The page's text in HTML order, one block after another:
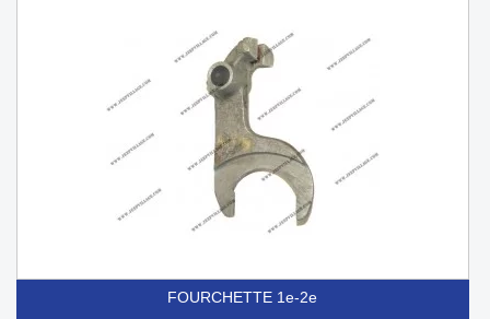
FOURCHETTE 1e-2e